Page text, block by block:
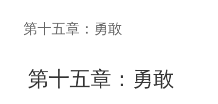
第十五章：勇敢
第十五章：勇敢